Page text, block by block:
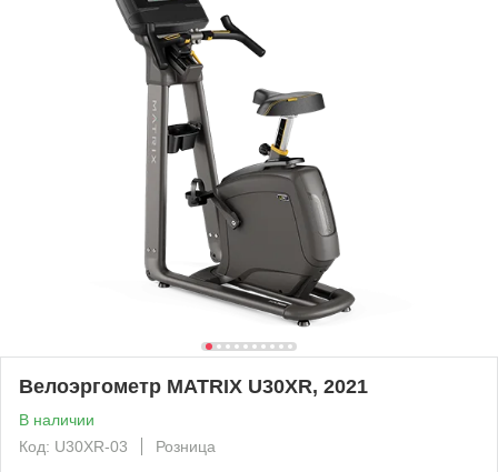
Велоэргометр MATRIX U30XR, 2021
В наличии
Код: U30XR-03
Розница